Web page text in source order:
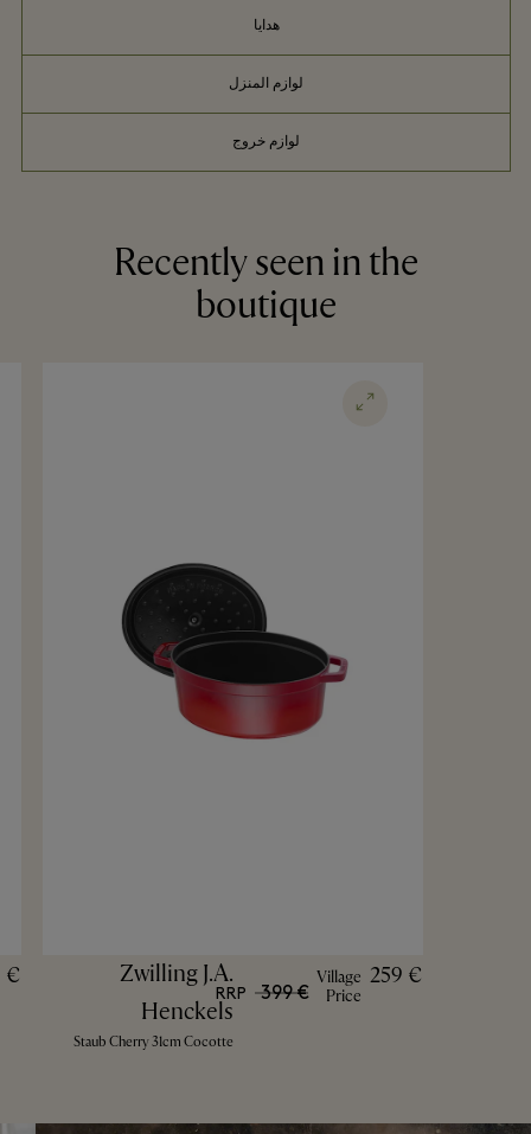
هدايا
لوازم المنزل
لوازم خروج
Recently seen in the
boutique
€
Zwilling J.A.
Henckels
Staub Cherry 31cm Cocotte
Village
Price
259 €
RRP 399 €